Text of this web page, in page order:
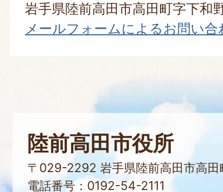
岩手県陸前高田市高田町字下和
メールフォームによるお問い合
陸前高田市役所
〒029-2292 岩手県陸前高田市高田
電話番号：0192-54-2111